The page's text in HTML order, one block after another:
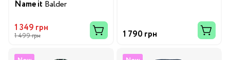
Name it Balder
1 349 грн
1 499 грн 1 790 грн